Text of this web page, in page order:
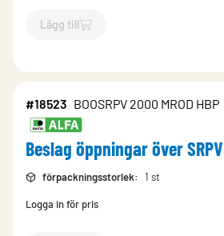
Lägg till
`$Lägg till
#18523 BOOSRPV 2000 MROD HBP
Beslag öppningar över SRPV
förpackningsstorlek: 1 st
Logga in för pris